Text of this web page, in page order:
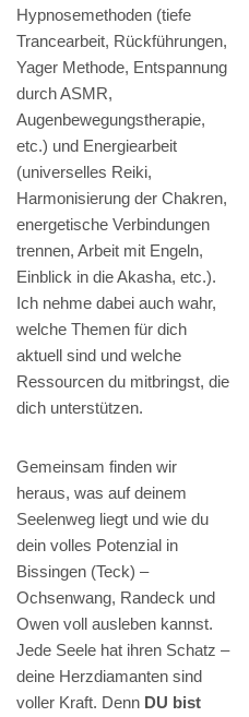
Hypnosemethoden (tiefe
Trancearbeit, Rückführungen,
Yager Methode, Entspannung
durch ASMR,
Augenbewegungstherapie,
etc.) und Energiearbeit
(universelles Reiki,
Harmonisierung der Chakren,
energetische Verbindungen
trennen, Arbeit mit Engeln,
Einblick in die Akasha, etc.).
Ich nehme dabei auch wahr,
welche Themen für dich
aktuell sind und welche
Ressourcen du mitbringst, die
dich unterstützen.
Gemeinsam finden wir
heraus, was auf deinem
Seelenweg liegt und wie du
dein volles Potenzial in
Bissingen (Teck) –
Ochsenwang, Randeck und
Owen voll ausleben kannst.
Jede Seele hat ihren Schatz –
deine Herzdiamanten sind
voller Kraft. Denn DU bist